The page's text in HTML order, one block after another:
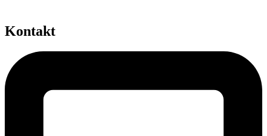
Kontakt